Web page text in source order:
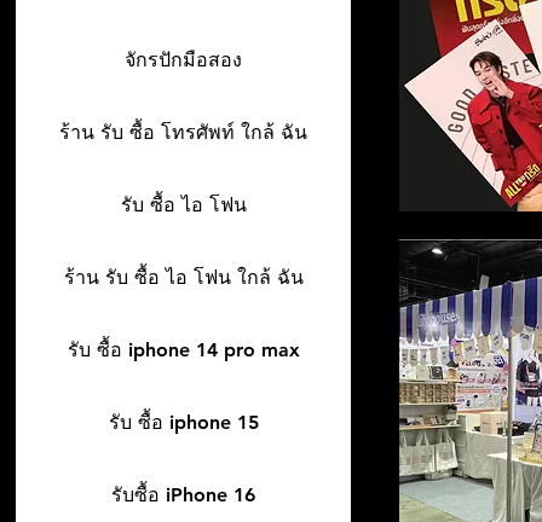
จักรปักมือสอง
ร้าน รับ ซื้อ โทรศัพท์ ใกล้ ฉัน
รับ ซื้อ ไอ โฟน
ร้าน รับ ซื้อ ไอ โฟน ใกล้ ฉัน
รับ ซื้อ iphone 14 pro max
รับ ซื้อ iphone 15
รับซื้อ iPhone 16